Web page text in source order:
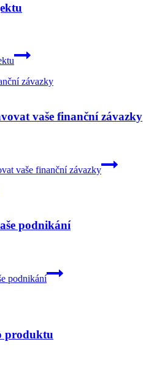
vaše finanční závazky
vaše finanční závazky
podnikání
podnikání
produktu